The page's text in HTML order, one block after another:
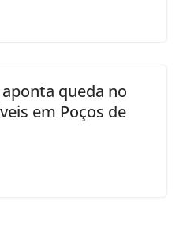
queda no
em Poços de